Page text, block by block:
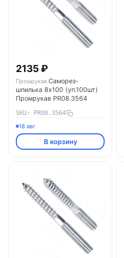
2135 ₽
Промрукав Саморез-
шпилька 8х100 (уп.100шт)
Промрукав PR08.3564
SKU: PR08.3564
18 авг.
В корзину